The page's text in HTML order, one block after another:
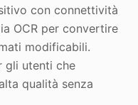
con connettività
OCR per convertire
modificabili.
gli utenti che
qualità senza